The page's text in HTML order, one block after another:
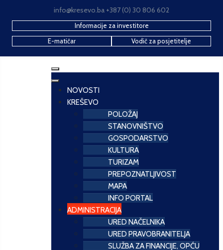
info@kresevo.ba +387 (0) 30 806 602
Informacije za investitore
E-matičar
Vodič za posjetitelje
NOVOSTI
KREŠEVO
POLOŽAJ
STANOVNIŠTVO
GOSPODARSTVO
KULTURA
TURIZAM
PREPOZNATLJIVOST
MAPA
INFO PORTAL
ADMINISTRACIJA
URED NAČELNIKA
URED PRAVOBRANITELJA
SLUŽBA ZA FINANCIJE, OPĆU